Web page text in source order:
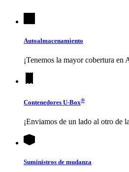
Autoalmacenamiento
¡Tenemos la mayor cobertura en
Contenedores U-Box®
¡Enviamos de un lado al otro de
Suministros de mudanza